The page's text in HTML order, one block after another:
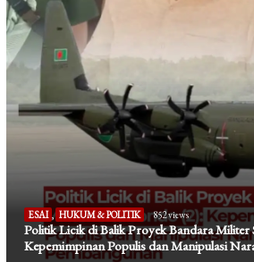
ESAI , HUKUM & POLITIK 852 views
Politik Licik di Balik Proyek Bandara Militer
Kepemimpinan Populis dan Manipulasi